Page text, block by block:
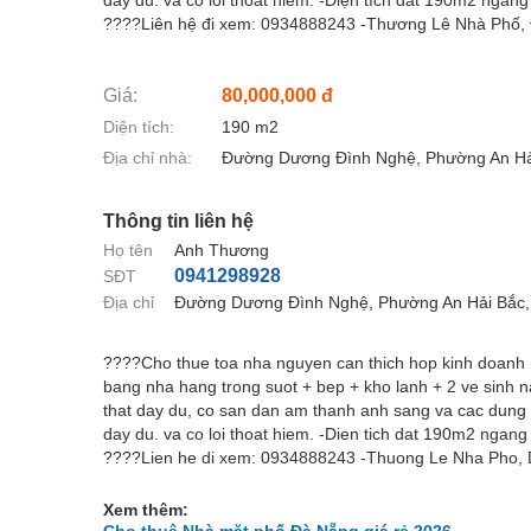
????Liên hệ đi xem: 0934888243 -Thương Lê Nhà
Giá: 80,000,000 đ
Diện tích:
190 m2
Địa chỉ nhà:
Đường Dương Đình Nghệ, Phường An
Thông tin liên hệ
Họ tên
Anh Thương
SĐT
0941298928
Địa chỉ Đường Dương Đình Nghệ, Phường An Hải
????Cho thue toa nha nguyen can thich hop kinh
bang nha hang trong suot + bep + kho lanh + 2 ve sinh
that day du, co san dan am thanh anh sang va cac
day du. va co loi thoat hiem. -Dien tich dat 190m2
????Lien he di xem: 0934888243 -Thuong Le Nha Pho,
Xem thêm: